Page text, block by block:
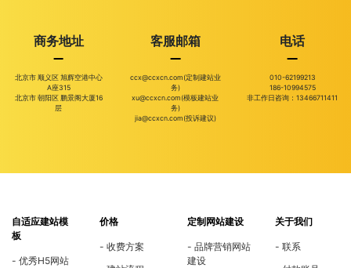
商务地址
北京市 顺义区 旭辉空港中心
A座315
北京市 朝阳区 鹏景阁大厦16
层
客服邮箱
ccx@ccxcn.com(定制建站业
务)
xu@ccxcn.com(模板建站业
务)
jia@ccxcn.com(投诉建议)
电话
010-62199213
186-10994575
非工作日咨询：13466711411
自适应建站模
板
优秀H5网站
价格
收费方案
定制网站建设
品牌营销网站
建设
关于我们
联系